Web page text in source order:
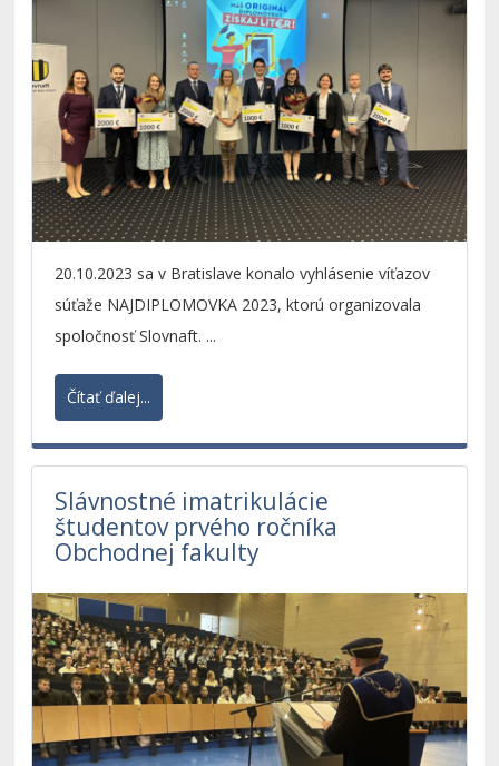
20.10.2023 sa v Bratislave konalo vyhlásenie víťazov
súťaže NAJDIPLOMOVKA 2023, ktorú organizovala
spoločnosť Slovnaft. ...
Čítať ďalej...
Slávnostné imatrikulácie
študentov prvého ročníka
Obchodnej fakulty